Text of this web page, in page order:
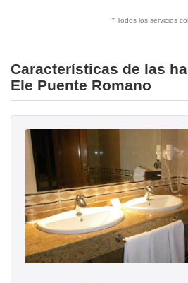
* Todos los servicios
Características de las
Ele Puente Romano